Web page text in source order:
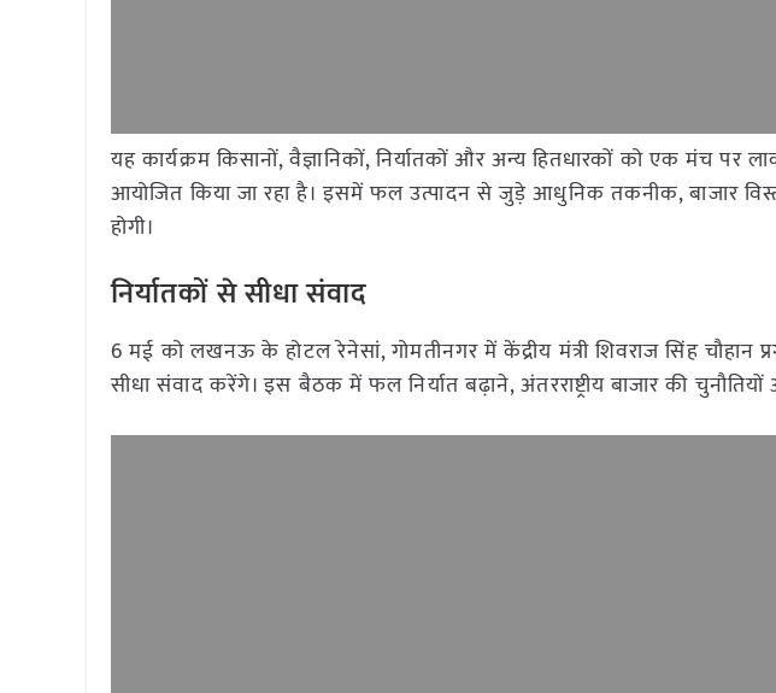
यह कार्यक्रम किसानों, वैज्ञानिकों, निर्यातकों और अन्य हितधारकों को एक मंच पर
आयोजित किया जा रहा है। इसमें फल उत्पादन से जुड़े आधुनिक तकनीक, बाजार
होगी।
निर्यातकों से सीधा संवाद
6 मई को लखनऊ के होटल रेनेसां, गोमतीनगर में केंद्रीय मंत्री शिवराज सिंह चौहान
सीधा संवाद करेंगे। इस बैठक में फल निर्यात बढ़ाने, अंतरराष्ट्रीय बाजार की चुनौतियों